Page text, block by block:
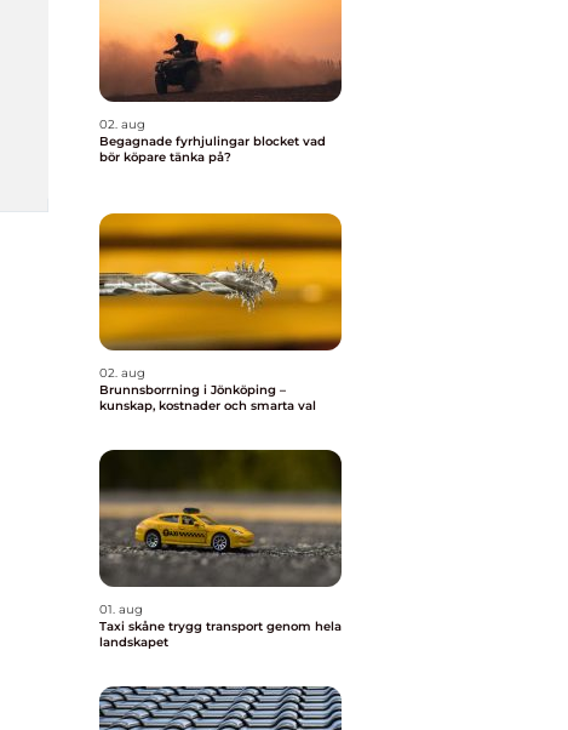
02. aug
Begagnade fyrhjulingar blocket vad
bör köpare tänka på?
02. aug
Brunnsborrning i Jönköping –
kunskap, kostnader och smarta val
01. aug
Taxi skåne trygg transport genom hela
landskapet